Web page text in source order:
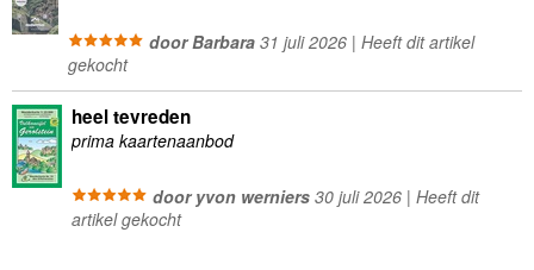
door Barbara31 juli 2026 | Heeft dit artikel
gekocht
heel tevreden
prima kaartenaanbod
door yvon werniers30 juli 2026 | Heeft dit
artikel gekocht